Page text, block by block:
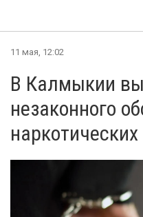
11 мая, 12:02
В Калмыкии
незаконного